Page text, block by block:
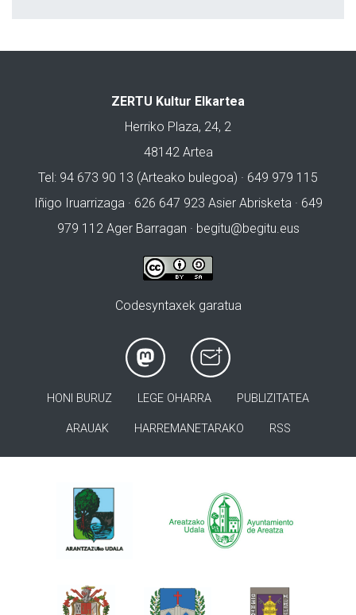
ZERTU Kultur Elkartea
Herriko Plaza, 24, 2
48142 Artea
Tel: 94 673 90 13 (Arteako bulegoa) · 649 979 115
Iñigo Iruarrizaga · 626 647 923 Asier Abrisketa · 649
979 112 Ager Barragan · begitu@begitu.eus
Codesyntaxek garatua
HONI BURUZ LEGE OHARRA PUBLIZITATEA
ARAUAK HARREMANETARAKO RSS